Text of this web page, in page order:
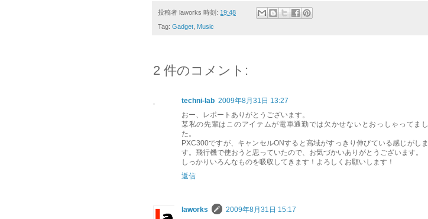
投稿者 laworks 時刻: 19:48
Tag: Gadget, Music
2 件のコメント:
techni-lab 2009年8月31日 13:27
おー、レポートありがとうございます。
某私の先輩はこのアイテムが電車通勤では欠かせないとおっしゃってまし
た。
PXC300ですが、キャンセルONすると高域がすっきり伸びている感じがしま
す。飛行機で使おうと思っていたので、お気づかいありがとうございます。
しっかりいろんなものを吸収してきます！よろしくお願いします！
返信
laworks
2009年8月31日 15:17